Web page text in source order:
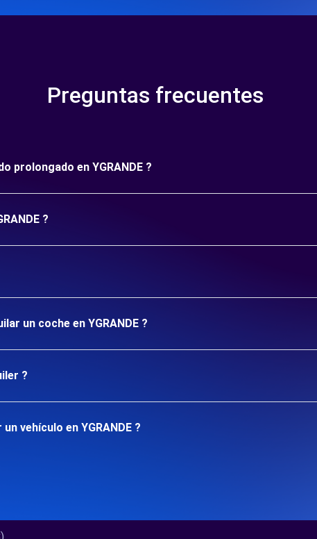
Preguntas frecuentes
prolongado en YGRANDE ?
?
un coche en YGRANDE ?
?
vehículo en YGRANDE ?